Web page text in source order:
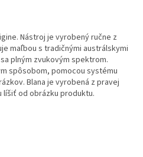
Nástroj je vyrobený ručne z
maľbou s tradičnými austrálskymi
plným zvukovým spektrom.
spôsobom, pomocou systému
Blana je vyrobená z pravej
líšiť od obrázku produktu.